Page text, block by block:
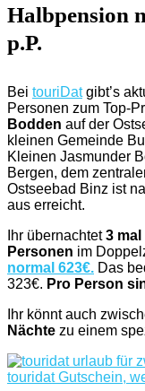
Halbpension
p.P.
Bei touriDatgibt’s
Personen zum Top-
Bodden auf der
kleinen Gemeinde
Kleinen Jasmunder
Bergen, dem
Ostseebad Binz ist
aus erreicht.
Ihr übernachtet3
Personen im
normal 623€. Das
323€. Pro Person
Ihr könnt auch
Nächte zu einem